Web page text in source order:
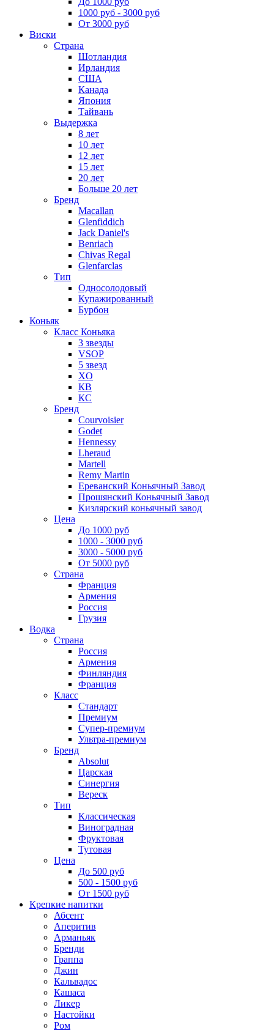
1000 руб - 3000 руб
От 3000 руб
Виски
Страна
Шотландия
Ирландия
США
Канада
Япония
Тайвань
Выдержка
8 лет
10 лет
12 лет
15 лет
20 лет
Больше 20 лет
Бренд
Macallan
Glenfiddich
Jack Daniel's
Benriach
Chivas Regal
Glenfarclas
Тип
Односолодовый
Купажированный
Бурбон
Коньяк
Класс Коньяка
3 звезды
VSOP
5 звезд
XO
КВ
КС
Бренд
Courvoisier
Godet
Hennessy
Lheraud
Martell
Remy Martin
Ереванский Коньячный Завод
Прошянский Коньячный Завод
Кизлярский коньячный завод
Цена
До 1000 руб
1000 - 3000 руб
3000 - 5000 руб
От 5000 руб
Страна
Франция
Армения
Россия
Грузия
Водка
Страна
Россия
Армения
Финляндия
Франция
Класс
Стандарт
Премиум
Супер-премиум
Ультра-премиум
Бренд
Absolut
Царская
Синергия
Вереск
Тип
Классическая
Виноградная
Фруктовая
Тутовая
Цена
До 500 руб
500 - 1500 руб
От 1500 руб
Крепкие напитки
Абсент
Аперитив
Арманьяк
Бренди
Граппа
Джин
Кальвадос
Кашаса
Ликер
Настойки
Ром